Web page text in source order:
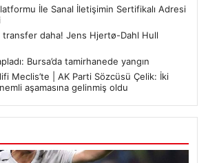
İle Sanal İletişimin Sertifikalı Adresi
transfer daha! Jens Hjertø-Dahl Hull
Bursa’da tamirhanede yangın
Meclis’te | AK Parti Sözcüsü Çelik: İki
aşamasına gelinmiş oldu